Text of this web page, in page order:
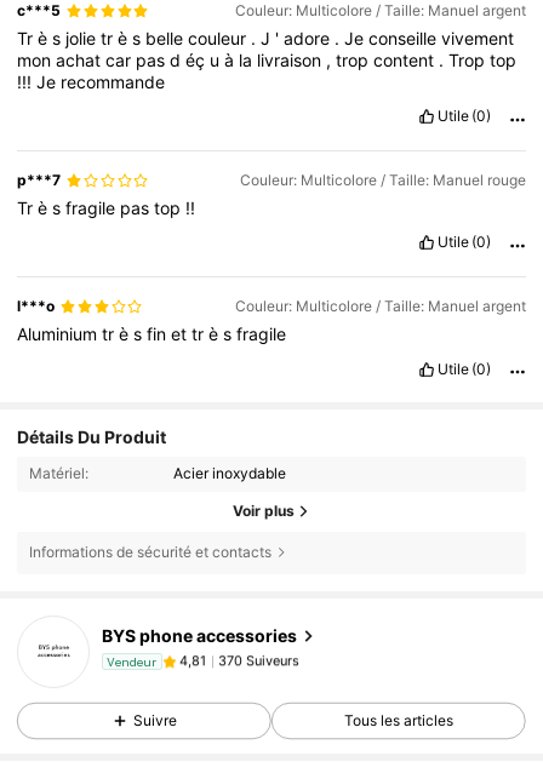
c***5 Couleur: Multicolore / Taille: Manuel argent
Très jolietrès bellecouleur .J 'adore .Jeconseillevivement
monachatcar pasdéç uà la livraison ,tropcontent .Troptop
!!!Je recommande
Utile (0)
p***7 Couleur: Multicolore / Taille: Manuel rouge
Trèsfragile pastop !!
Utile (0)
l***o Couleur: Multicolore / Taille: Manuel argent
Aluminiumtrèsfinettrèsfragile
Utile (0)
Détails Du Produit
Matériel: Acier inoxydable
Voir plus
Informations de sécurité et contacts
BYS phone accessories
Vendeur
4,81
370 Suiveurs
f***e est en train de naviguer
Suivre Tous les articles